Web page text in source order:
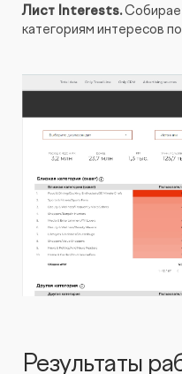
Лист Interests.
категориям интересов
Результаты